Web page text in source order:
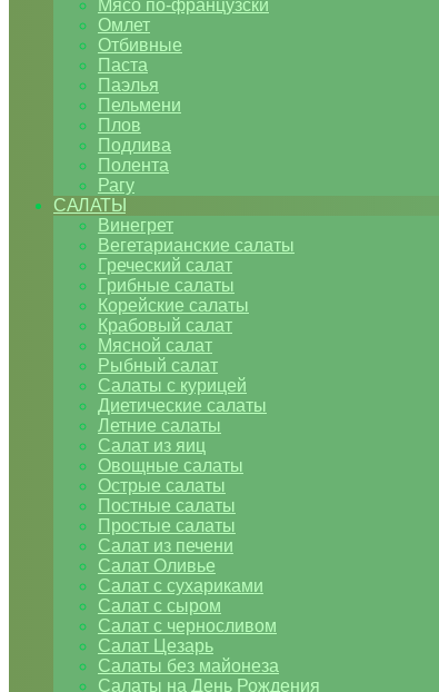
Мясо по-французски
Омлет
Отбивные
Паста
Паэлья
Пельмени
Плов
Подлива
Полента
Рагу
САЛАТЫ
Винегрет
Вегетарианские салаты
Греческий салат
Грибные салаты
Корейские салаты
Крабовый салат
Мясной салат
Рыбный салат
Салаты с курицей
Диетические салаты
Летние салаты
Салат из яиц
Овощные салаты
Острые салаты
Постные салаты
Простые салаты
Салат из печени
Салат Оливье
Салат с сухариками
Салат с сыром
Салат с черносливом
Салат Цезарь
Салаты без майонеза
Салаты на День Рождения